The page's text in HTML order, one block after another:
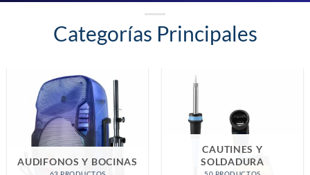
Categorías Principales
CASA Y OFICINA EQUIPO DE